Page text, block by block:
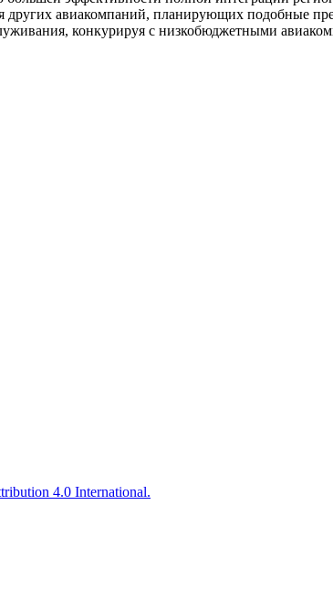
авиакомпаний, планирующих подобные
конкурируя с низкобюджетными
4.0 International.